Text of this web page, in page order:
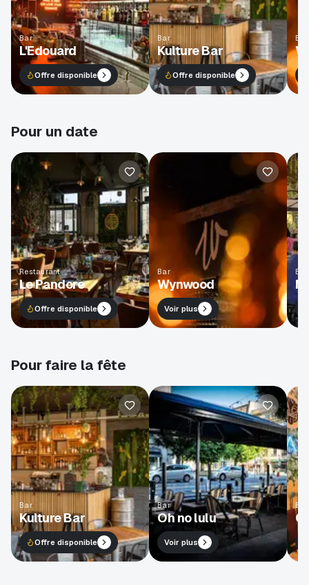
Bar
L'Edouard
Offre disponible
Bar
Kulture Bar
Offre disponible
Bar
Pour un date
Restaurant
Le Pandore
Offre disponible
Bar
Wynwood
Voir plus
Bar
Pour faire la fête
Bar
Kulture Bar
Offre disponible
Bar
Oh no lulu
Voir plus
Bar